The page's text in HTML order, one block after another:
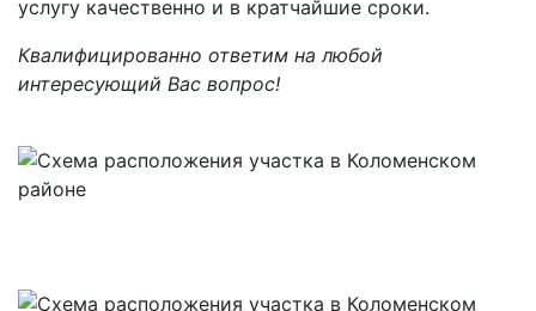
услугу качественно и в кратчайшие сроки.
Квалифицированно ответим на любой
интересующий Вас вопрос!